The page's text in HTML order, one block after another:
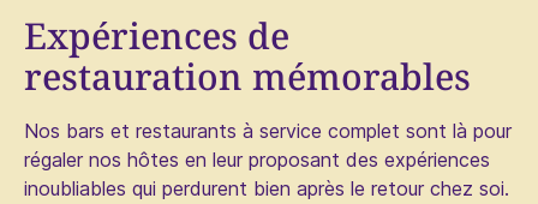
Expériences de
restauration mémorables
Nos bars et restaurants à service complet sont là pour
régaler nos hôtes en leur proposant des expériences
inoubliables qui perdurent bien après le retour chez soi.